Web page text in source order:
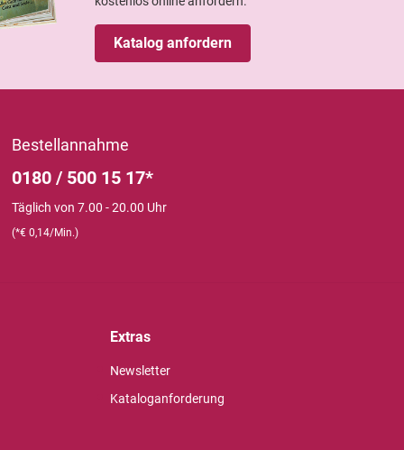
Katalog anfordern
Bestellannahme
0180 / 500 15 17*
Täglich von 7.00 - 20.00 Uhr
(*€ 0,14/Min.)
Extras
Newsletter
Kataloganforderung